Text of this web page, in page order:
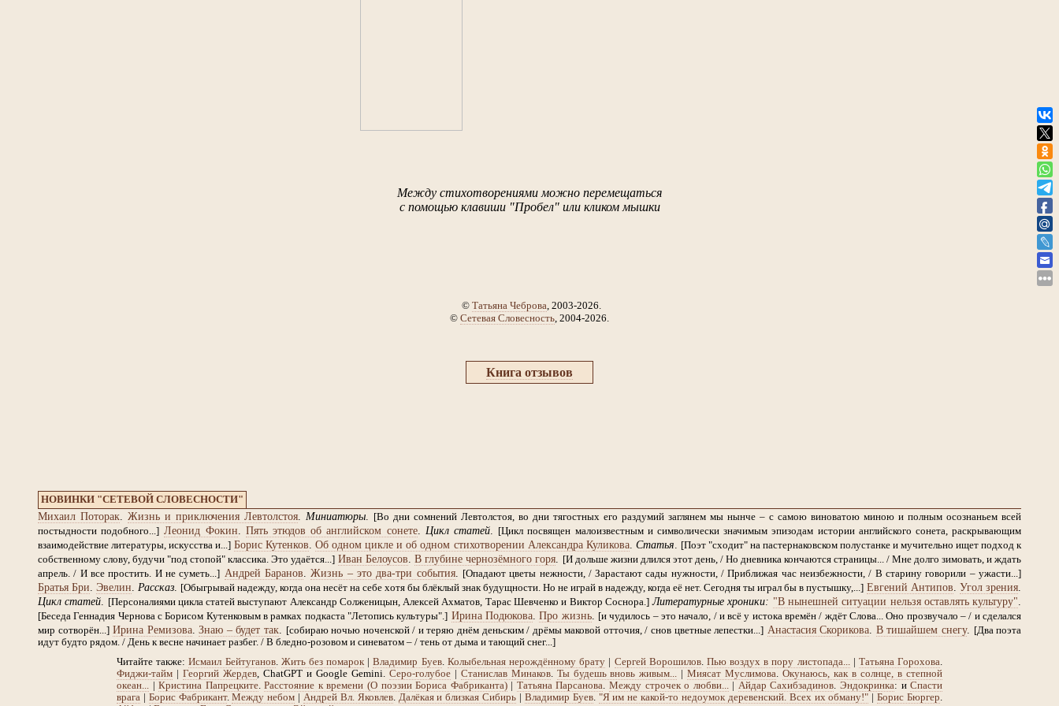
Между стихотворениями можно перемещаться
с помощью клавиши "Пробел" или кликом мышки
© Татьяна Чеброва, 2003-2026.
© Сетевая Словесность, 2004-2026.
Книга отзывов
НОВИНКИ "СЕТЕВОЙ СЛОВЕСНОСТИ"
Михаил Поторак. Жизнь и приключения Левтолстоя. Миниатюры.
[Во дни сомнений Левтолстоя, во дни тягостных его раздумий заглянем мы нынче – с самою виноватою миною и полным осознаньем всей
постыдности подобного...] Леонид Фокин. Пять этюдов об английском сонете. Цикл статей.
[Цикл посвящен малоизвестным и символически значимым эпизодам истории английского сонета, раскрывающим
взаимодействие литературы, искусства и...] Борис Кутенков.Об одном цикле и об одном стихотворении Александра Куликова. Статья. [Поэт "сходит" на пастернаковском полустанке и мучительно ищет подход к
собственному слову, будучи "под стопой" классика. Это удаётся...] Иван Белоусов.В глубине чернозёмного горя. [И дольше жизни длился этот день, / Но дневника кончаются страницы... / Мне долго зимовать, и ждать
апрель. / И все простить. И не суметь...] Андрей Баранов.Жизнь – это два-три события. [Опадают цветы нежности, / Зарастают сады нужности, / Приближая час неизбежности, / В старину говорили – ужасти...]
Братья Бри. Эвелин. Рассказ. [Обыгрывай надежду, когда она несёт на себе хотя бы блёклый знак будущности. Но не играй в надежду, когда её нет. Сегодня ты играл бы в пустышку,...] Евгений Антипов. Угол зрения.
Цикл статей. [Персоналиями цикла статей выступают Александр Солженицын, Алексей Ахматов, Тарас Шевченко и Виктор Соснора.] Литературные хроники: "В нынешней ситуации нельзя оставлять культуру".
[Беседа Геннадия Чернова с Борисом Кутенковым в рамках подкаста "Летопись культуры".] Ирина Подюкова.Про жизнь. [и чудилось – это начало, / и всё у истока времён / ждёт Слова... Оно прозвучало – / и сделался
мир сотворён...] Ирина Ремизова.Знаю – будет так. [собираю ночью ноченской / и теряю днём деньским / дрёмы маковой отточия, / снов цветные лепестки...] Анастасия Скорикова. В тишайшем снегу. [Два поэта
идут будто рядом. / День к весне начинает разбег. / В бледно-розовом и синеватом – / тень от дыма и тающий снег...]
Читайте также:Исмаил Бейтуганов. Жить без помарок |Владимир Буев. Колыбельная нерождённому брату Сергей Ворошилов. Пью воздух в пору листопада...| Татьяна Горохова.
Фиджи-тайм
Георгий Жердев, ChatGPT и Google Gemini. Серо-голубое| Станислав Минаков. Ты будешь вновь живым... |Миясат Муслимова.Окунаюсь, как в солнце, в степной
океан... |Кристина Папрецките.Расстояние к времени (О поэзии Бориса Фабриканта)| Татьяна Парсанова. Между строчек о любви...| Айдар Сахибзадинов. Эндокринка: иСпасти
врага
Борис Фабрикант.Между небом |Андрей Вл. Яковлев. Далёкая и близкая Сибирь Владимир Буев. "Я им не какой-то недоумок деревенский. Всех их обману!" |Борис Бюргер.